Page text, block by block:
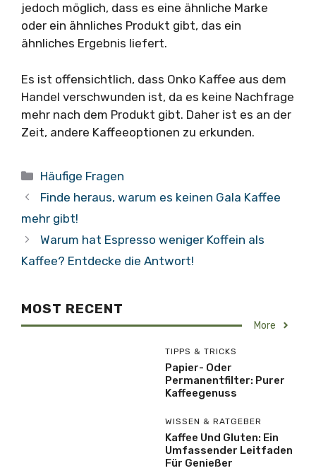
jedoch möglich, dass es eine ähnliche Marke
oder ein ähnliches Produkt gibt, das ein
ähnliches Ergebnis liefert.
Es ist offensichtlich, dass Onko Kaffee aus dem
Handel verschwunden ist, da es keine Nachfrage
mehr nach dem Produkt gibt. Daher ist es an der
Zeit, andere Kaffeeoptionen zu erkunden.
Kategorien
Häufige Fragen
Finde heraus, warum es keinen Gala Kaffee
mehr gibt!
Warum hat Espresso weniger Koffein als
Kaffee? Entdecke die Antwort!
MOST RECENT
More
TIPPS & TRICKS
Papier- Oder
Permanentfilter: Purer
Kaffeegenuss
WISSEN & RATGEBER
Kaffee Und Gluten: Ein
Umfassender Leitfaden
Für Genießer